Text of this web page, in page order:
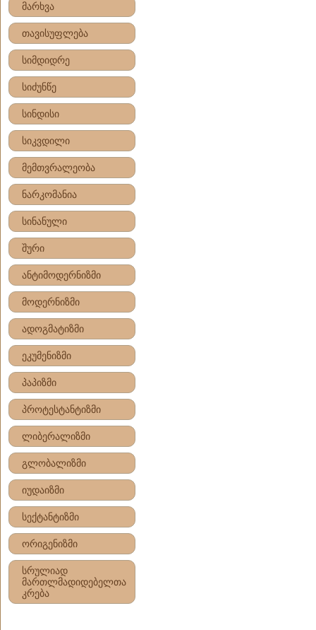
მარხვა
თავისუფლება
სიმდიდრე
სიძუნწე
სინდისი
სიკვდილი
მემთვრალეობა
ნარკომანია
სინანული
შური
ანტიმოდერნიზმი
მოდერნიზმი
ადოგმატიზმი
ეკუმენიზმი
პაპიზმი
პროტესტანტიზმი
ლიბერალიზმი
გლობალიზმი
იუდაიზმი
სექტანტიზმი
ორიგენიზმი
სრულიად
მართლმადიდებელთა
კრება